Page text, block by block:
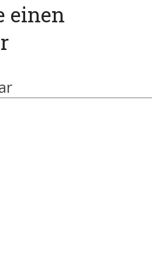
einen